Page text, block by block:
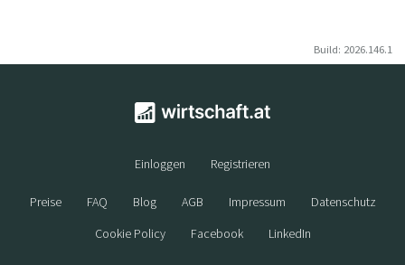
Build: 2026.146.1
Einloggen Registrieren
Preise FAQ Blog AGB Impressum
Datenschutz
Cookie Policy
Facebook LinkedIn